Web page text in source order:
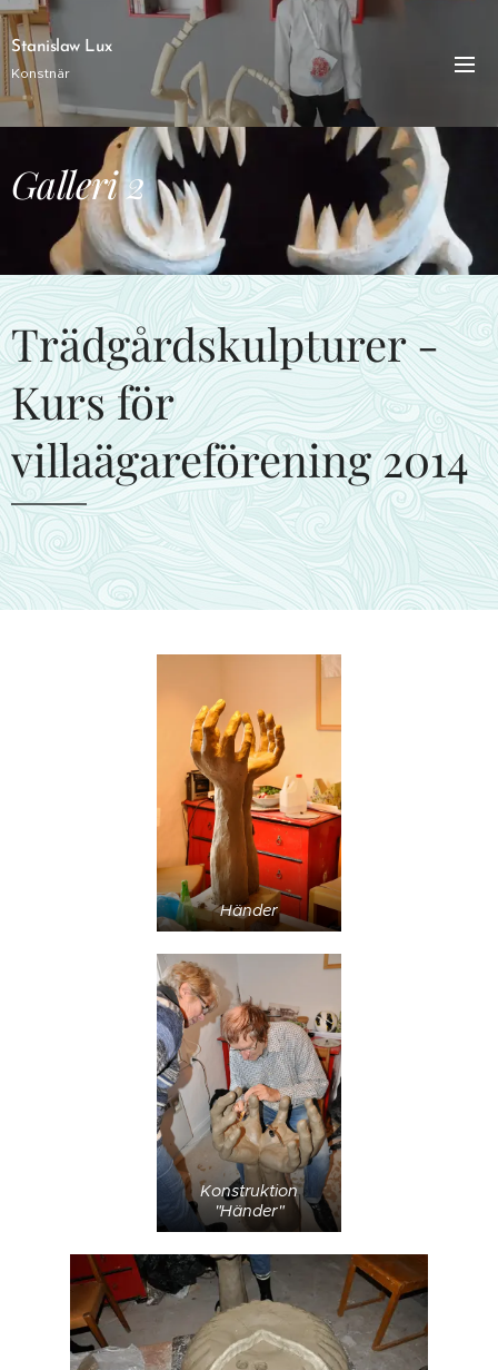
Stanislaw Lux
Konstnär
Galleri 2
Trädgårdskulpturer -
Kurs för
villaägareförening 2014
Händer
Konstruktion
"Händer"